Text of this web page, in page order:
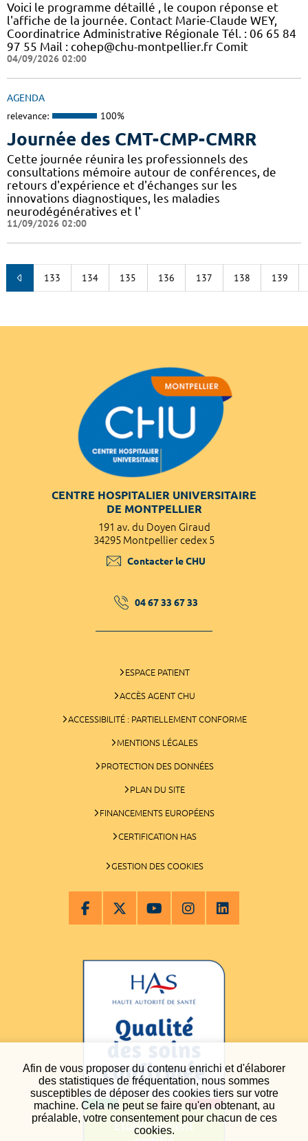
Afin de vous proposer du contenu enrichi et d'élaborer
des statistiques de fréquentation, nous sommes
susceptibles de déposer des cookies tiers sur votre
machine. Cela ne peut se faire qu'en obtenant, au
préalable, votre consentement pour chacun de ces
cookies.
Voici le programme détaillé , le coupon réponse et
l'affiche de la journée. Contact Marie-Claude WEY,
Coordinatrice Administrative Régionale Tél. : 06 65 84
97 55 Mail : cohep@chu-montpellier.fr Comit
04/09/2026 02:00
AGENDA
relevance: 100%
Journée des CMT-CMP-CMRR
Cette journée réunira les professionnels des
consultations mémoire autour de conférences, de
retours d'expérience et d'échanges sur les
innovations diagnostiques, les maladies
neurodégénératives et l'
11/09/2026 02:00
133 134 135 136 137 138 139
CENTRE HOSPITALIER UNIVERSITAIRE
DE MONTPELLIER
191 av. du Doyen Giraud
34295 Montpellier cedex 5
Contacter le CHU
04 67 33 67 33
ESPACE PATIENT
ACCÈS AGENT CHU
ACCESSIBILITÉ : PARTIELLEMENT CONFORME
MENTIONS LÉGALES
PROTECTION DES DONNÉES
PLAN DU SITE
FINANCEMENTS EUROPÉENS
CERTIFICATION HAS
GESTION DES COOKIES